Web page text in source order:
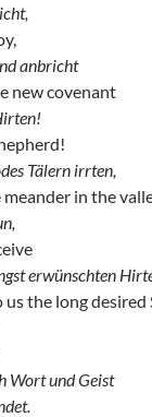
anbricht
new covenant
Tälern irrten,
in the
erwünschten
the long desired
Wort und Geist